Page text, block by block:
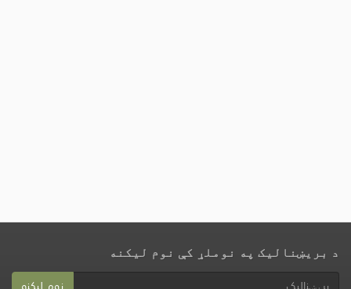
د بریښنالیک په نوملړ کې نوم لیکنه